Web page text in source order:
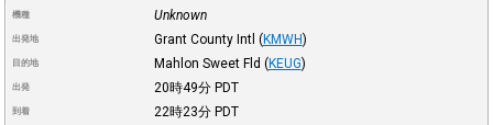
機種 Unknown
出発地 Grant County Intl (KMWH)
目的地 Mahlon Sweet Fld (KEUG)
出発 20時49分 PDT
到着 22時23分 PDT